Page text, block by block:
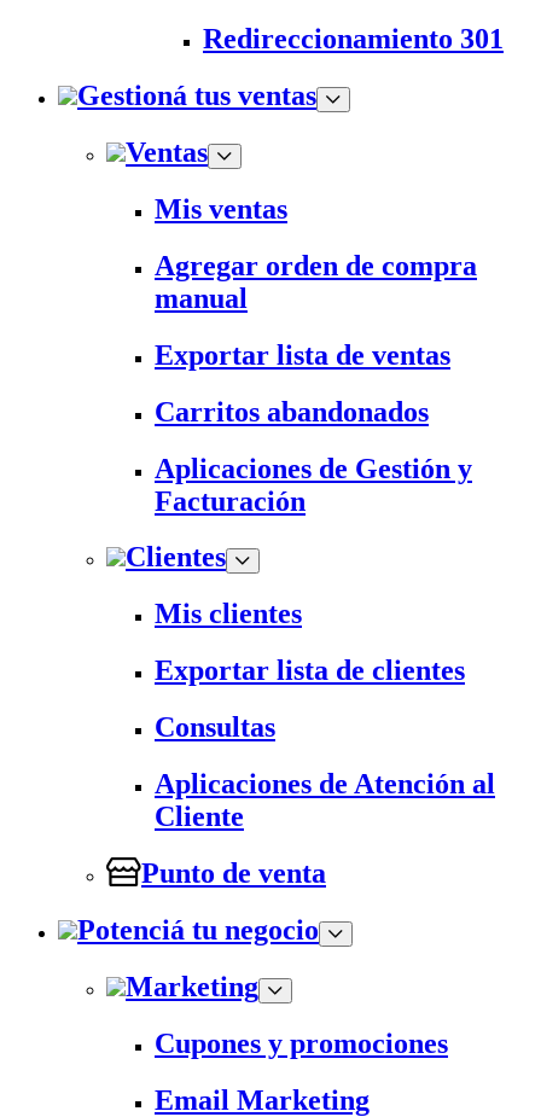
Redireccionamiento 301
Gestioná tus ventas
Ventas
Mis ventas
Agregar orden de compra
manual
Exportar lista de ventas
Carritos abandonados
Aplicaciones de Gestión y
Facturación
Clientes
Mis clientes
Exportar lista de clientes
Consultas
Aplicaciones de Atención al
Cliente
Punto de venta
Potenciá tu negocio
Marketing
Cupones y promociones
Email Marketing